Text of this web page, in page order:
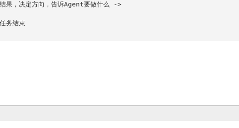
果，决定方向，告诉Agent要做什么 ->